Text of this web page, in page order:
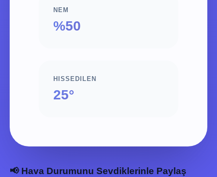
NEM
%50
HISSEDILEN
25°
📢 Hava Durumunu Sevdiklerinle Paylaş